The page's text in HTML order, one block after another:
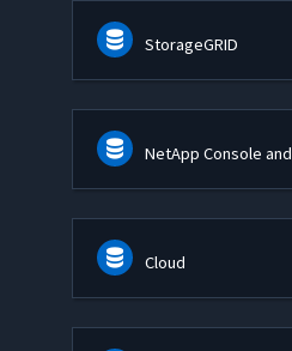
StorageGRID
NetApp Console
Cloud